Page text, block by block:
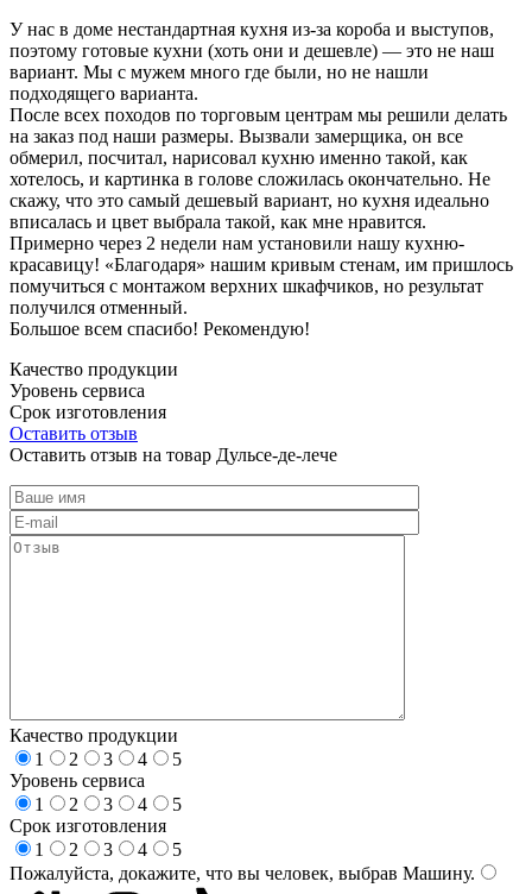
У нас в доме нестандартная кухня из-за короба и выступов,
поэтому готовые кухни (хоть они и дешевле) — это не наш
вариант. Мы с мужем много где были, но не нашли
подходящего варианта.
После всех походов по торговым центрам мы решили делать
на заказ под наши размеры. Вызвали замерщика, он все
обмерил, посчитал, нарисовал кухню именно такой, как
хотелось, и картинка в голове сложилась окончательно. Не
скажу, что это самый дешевый вариант, но кухня идеально
вписалась и цвет выбрала такой, как мне нравится.
Примерно через 2 недели нам установили нашу кухню-
красавицу! «Благодаря» нашим кривым стенам, им пришлось
помучиться с монтажом верхних шкафчиков, но результат
получился отменный.
Большое всем спасибо! Рекомендую!
Качество продукции
Уровень сервиса
Срок изготовления
Оставить отзыв
Оставить отзыв на товар Дульсе-де-лече
Качество продукции
1
2 3 4
5
Уровень сервиса
1
2 3 4
5
Срок изготовления
1
2 3 4
5
Пожалуйста, докажите, что вы человек, выбрав Машину.